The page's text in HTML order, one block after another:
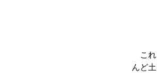
これ
んど